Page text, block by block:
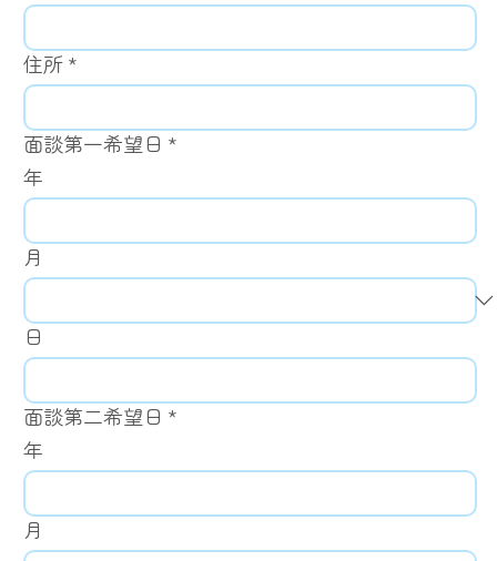
住所*
面談第一希望日 *
年
月
日
面談第二希望日 *
年
月